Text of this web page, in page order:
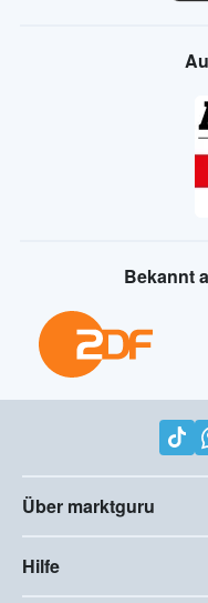
Bekannt
Über marktguru
Hilfe